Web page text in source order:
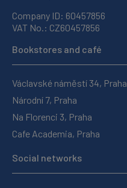
Company ID: 60457856
VAT No.: CZ60457856
Bookstores and café
Václavské náměstí 34, Praha
Národní 7, Praha
Na Florenci 3, Praha
Cafe Academia, Praha
Social networks